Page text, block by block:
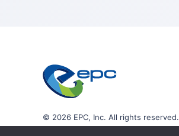
© 2026 EPC, Inc. All rights reserved.